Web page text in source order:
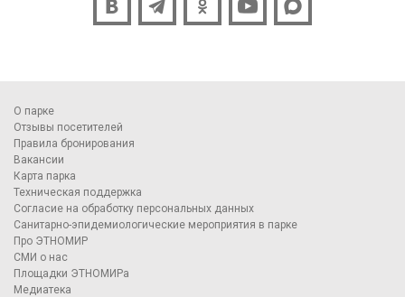
О парке
Отзывы посетителей
Правила бронирования
Вакансии
Карта парка
Техническая поддержка
Согласие на обработку персональных данных
Санитарно-эпидемиологические мероприятия в парке
Про ЭТНОМИР
СМИ о нас
Площадки ЭТНОМИРа
Медиатека